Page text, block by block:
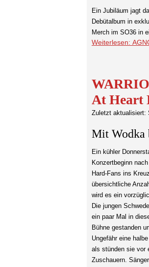
Ein Jubiläum jagt
Debütalbum in
Merch im SO36 in
Weiterlesen:
At Heart
Zuletzt aktualisiert:
Mit Wodka
Ein kühler
Konzertbeginn
Hard-Fans ins
übersichtliche
wird es ein
Die jungen
ein paar Mal in
Bühne gestanden
Ungefähr eine
als stünden sie vor
Zuschauern.